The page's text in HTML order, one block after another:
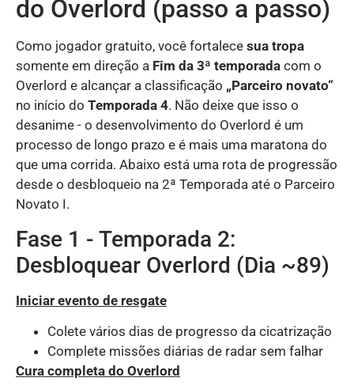
do Overlord (passo a passo)
Como jogador gratuito, você fortalece sua tropa
somente em direção a Fim da 3ª temporada com o
Overlord e alcançar a classificação „Parceiro novato“
no início do Temporada 4. Não deixe que isso o
desanime - o desenvolvimento do Overlord é um
processo de longo prazo e é mais uma maratona do
que uma corrida. Abaixo está uma rota de progressão
desde o desbloqueio na 2ª Temporada até o Parceiro
Novato I.
Fase 1 - Temporada 2:
Desbloquear Overlord (Dia ~89)
Iniciar evento de resgate
Colete vários dias de progresso da cicatrização
Complete missões diárias de radar sem falhar
Cura completa do Overlord